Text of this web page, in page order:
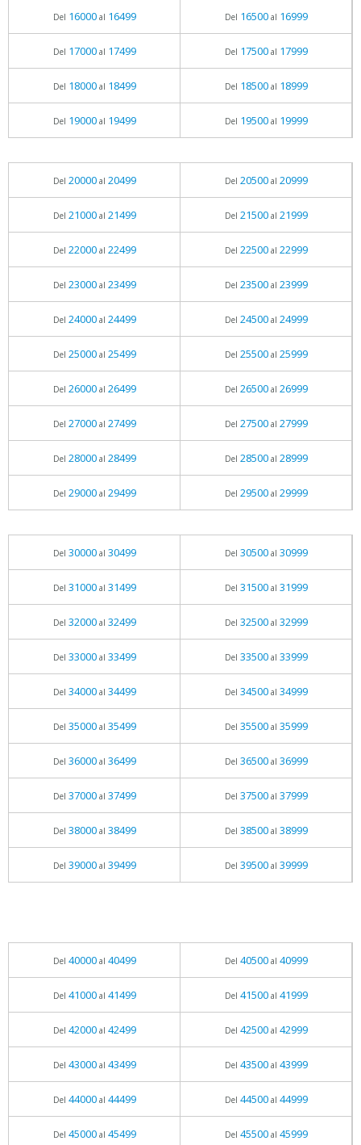
Del 16000al 16499 Del 16500al 16999
Del 17000al 17499 Del 17500al 17999
Del 18000al 18499 Del 18500al 18999
Del 19000al 19499 Del 19500al 19999
Del 20000al 20499 Del 20500al 20999
Del 21000al 21499 Del 21500al 21999
Del 22000al 22499 Del 22500al 22999
Del 23000al 23499 Del 23500al 23999
Del 24000al 24499 Del 24500al 24999
Del 25000al 25499 Del 25500al 25999
Del 26000al 26499 Del 26500al 26999
Del 27000al 27499 Del 27500al 27999
Del 28000al 28499 Del 28500al 28999
Del 29000al 29499 Del 29500al 29999
Del 30000al 30499 Del 30500al 30999
Del 31000al 31499 Del 31500al 31999
Del 32000al 32499 Del 32500al 32999
Del 33000al 33499 Del 33500al 33999
Del 34000al 34499 Del 34500al 34999
Del 35000al 35499 Del 35500al 35999
Del 36000al 36499 Del 36500al 36999
Del 37000al 37499 Del 37500al 37999
Del 38000al 38499 Del 38500al 38999
Del 39000al 39499 Del 39500al 39999
Del 40000al 40499 Del 40500al 40999
Del 41000al 41499 Del 41500al 41999
Del 42000al 42499 Del 42500al 42999
Del 43000al 43499 Del 43500al 43999
Del 44000al 44499 Del 44500al 44999
Del 45000al 45499 Del 45500al 45999